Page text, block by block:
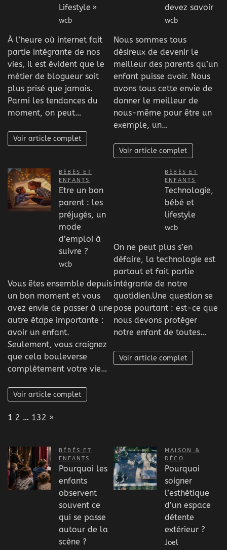
Lifestyle »
wcb
À l’heure où internet fait
partie intégrante de nos
vies, il est évident que le
métier de blogueur soit
plus prisé que jamais.
Parmi les tendances du
moment, on peut…
Voir article complet
devez savoir
wcb
Nous sommes tous
désireux de devenir le
meilleur des parents qu’un
enfant puisse avoir. Nous
avons tous cette envie de
donner le meilleur de
nous-même pour être un
exemple, un…
Voir article complet
BÉBÉS ET
ENFANTS
Etre un bon
parent : les
préjugés, un
mode
d’emploi à
suivre ?
wcb
Vous êtes ensemble depuis
un bon moment et vous
avez envie de passer à une
autre étape importante :
avoir un enfant.
Seulement, vous craignez
que cela bouleverse
complètement votre vie…
Voir article complet
BÉBÉS ET
ENFANTS
Technologie,
bébé et
lifestyle
wcb
On ne peut plus s’en
défaire, la technologie est
partout et fait partie
intégrante de notre
quotidien.Une question se
pose pourtant : est-ce que
nous devons protéger
notre enfant de toutes…
Voir article complet
Page:
1 2 … 132 Next
»
BÉBÉS ET
ENFANTS
Pourquoi les
enfants
observent
souvent ce
qui se passe
autour de la
scène ?
MAISON &
DÉCO
Pourquoi
soigner
l’esthétique
d’un espace
détente
extérieur ?
Joel